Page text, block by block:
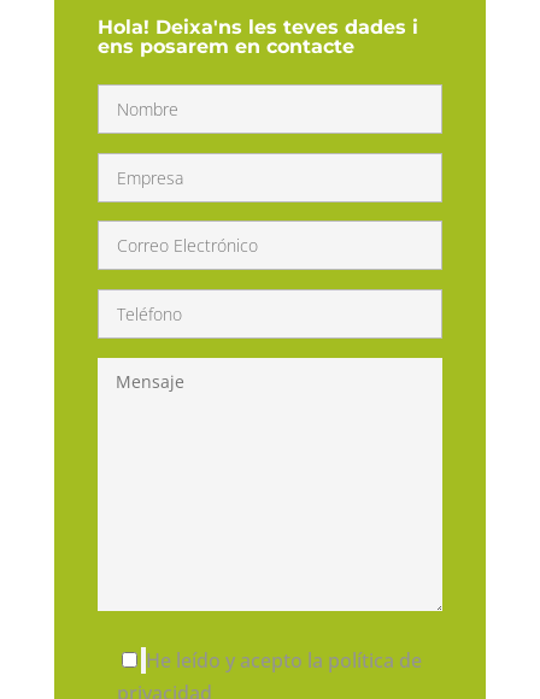
Hola! Deixa'ns les teves dades i
ens posarem en contacte
He leído y acepto la política de
privacidad